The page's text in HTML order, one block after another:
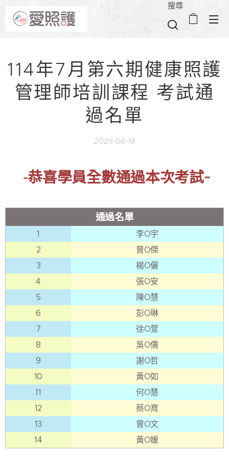
搜尋
114年7月第六期健康照護
管理師培訓課程 考試通
過名單
2025-08-19
♥️~恭喜學員全數通過本次考試~
通過名單
1
李O宇
2
曾O傑
3
楊O儷
4
張O安
5
陳O慧
6
彭O琳
7
徐O萱
8
吳O儒
9
謝O哲
10
黃O如
11
何O慧
12
蔡O育
13
曾O文
14
黃O媛